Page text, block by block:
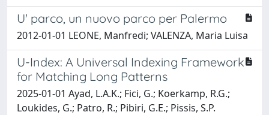
U' parco, un nuovo parco per Palermo
2012-01-01 LEONE, Manfredi; VALENZA, Maria Luisa
U-Index: A Universal Indexing Framework
for Matching Long Patterns
2025-01-01 Ayad, L.A.K.; Fici, G.; Koerkamp, R.G.;
Loukides, G.; Patro, R.; Pibiri, G.E.; Pissis, S.P.